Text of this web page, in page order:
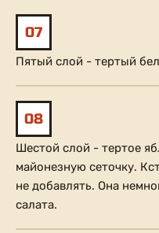
07
Пятый слой - тертый
08
Шестой слой - тертое
майонезную сеточку.
не добавлять. Она
салата.